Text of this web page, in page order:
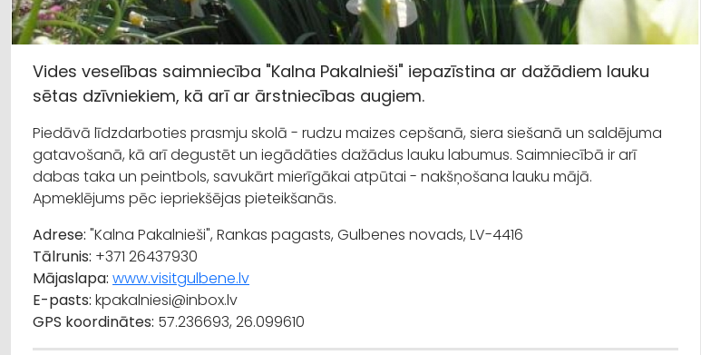
Vides veselības saimniecība "Kalna Pakalnieši" iepazīstina ar dažādiem lauku
sētas dzīvniekiem, kā arī ar ārstniecības augiem.
Piedāvā līdzdarboties prasmju skolā - rudzu maizes cepšanā, siera siešanā un saldējuma
gatavošanā, kā arī degustēt un iegādāties dažādus lauku labumus. Saimniecībā ir arī
dabas taka un peintbols, savukārt mierīgākai atpūtai - nakšņošana lauku mājā.
Apmeklējums pēc iepriekšējas pieteikšanās.
Adrese: "Kalna Pakalnieši", Rankas pagasts, Gulbenes novads, LV-4416
Tālrunis: +371 26437930
Mājaslapa: www.visitgulbene.lv
E-pasts: kpakalniesi@inbox.lv
GPS koordinātes: 57.236693, 26.099610